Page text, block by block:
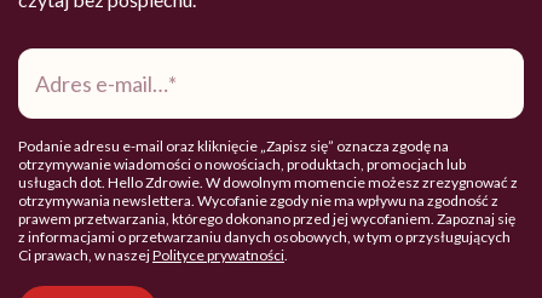
Adres
mail*
Podanie adresu e-mail oraz kliknięcie „Zapisz się” oznacza zgodę na
otrzymywanie wiadomości o nowościach, produktach, promocjach lub
usługach dot. Hello Zdrowie. W dowolnym momencie możesz zrezygnować z
otrzymywania newslettera. Wycofanie zgody nie ma wpływu na zgodność z
prawem przetwarzania, którego dokonano przed jej wycofaniem. Zapoznaj się
z informacjami o przetwarzaniu danych osobowych, w tym o przysługujących
Ci prawach, w naszejPolityce prywatności.